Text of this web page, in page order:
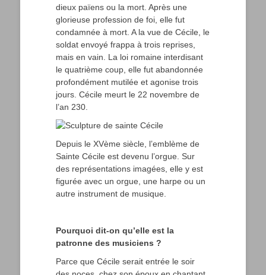
dieux païens ou la mort. Après une
glorieuse profession de foi, elle fut
condamnée à mort. A la vue de Cécile, le
soldat envoyé frappa à trois reprises,
mais en vain. La loi romaine interdisant
le quatrième coup, elle fut abandonnée
profondément mutilée et agonise trois
jours. Cécile meurt le 22 novembre de
l’an 230.
Depuis le XVème siècle, l’emblème de
Sainte Cécile est devenu l’orgue. Sur
des représentations imagées, elle y est
figurée avec un orgue, une harpe ou un
autre instrument de musique.
Pourquoi dit-on qu’elle est la
patronne des musiciens ?
Parce que Cécile serait entrée le soir